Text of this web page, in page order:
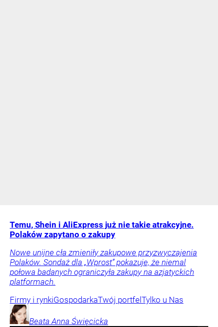
Temu, Shein i AliExpress już nie takie atrakcyjne.
Polaków zapytano o zakupy
Nowe unijne cła zmieniły zakupowe przyzwyczajenia
Polaków. Sondaż dla „Wprost” pokazuje, że niemal
połowa badanych ograniczyła zakupy na azjatyckich
platformach.
Firmy i rynkiGospodarkaTwój portfel Tylko u Nas
Beata Anna Święcicka